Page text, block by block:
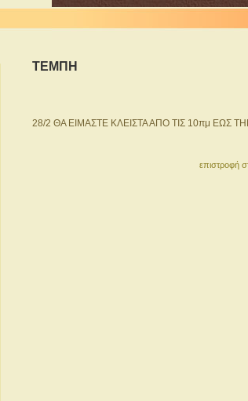
ΤΕΜΠΗ
28/2 ΘΑ ΕΙΜΑΣΤΕ ΚΛΕΙΣΤΑ ΑΠΟ ΤΙΣ 10πμ ΕΩΣ
επιστροφή